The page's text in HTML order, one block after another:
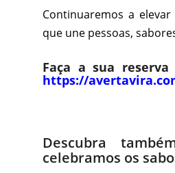
Continuaremos a
que une pessoas,
Faça a sua
https://
Descubra
celebramos os